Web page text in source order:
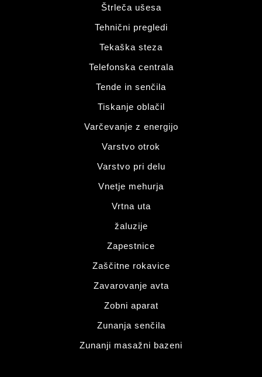
Štrleča ušesa
Tehnični pregledi
Tekaška steza
Telefonska centrala
Tende in senčila
Tiskanje oblačil
Varčevanje z energijo
Varstvo otrok
Varstvo pri delu
Vnetje mehurja
Vrtna uta
žaluzije
Zapestnice
Zaščitne rokavice
Zavarovanje avta
Zobni aparat
Zunanja senčila
Zunanji masažni bazeni